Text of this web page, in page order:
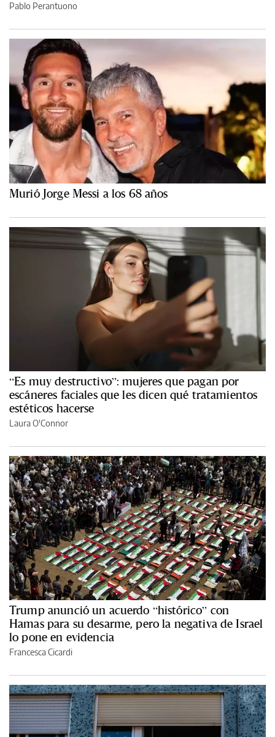
Pablo Perantuono
Murió Jorge Messi a los 68 años
“Es muy destructivo”: mujeres que pagan por
escáneres faciales que les dicen qué tratamientos
estéticos hacerse
Laura O'Connor
Trump anunció un acuerdo “histórico” con
Hamas para su desarme, pero la negativa de Israel
lo pone en evidencia
Francesca Cicardi